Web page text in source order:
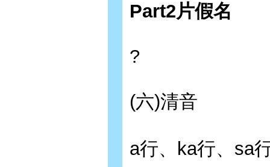
Part2片假名
?
(六)清音
a行、ka行、sa